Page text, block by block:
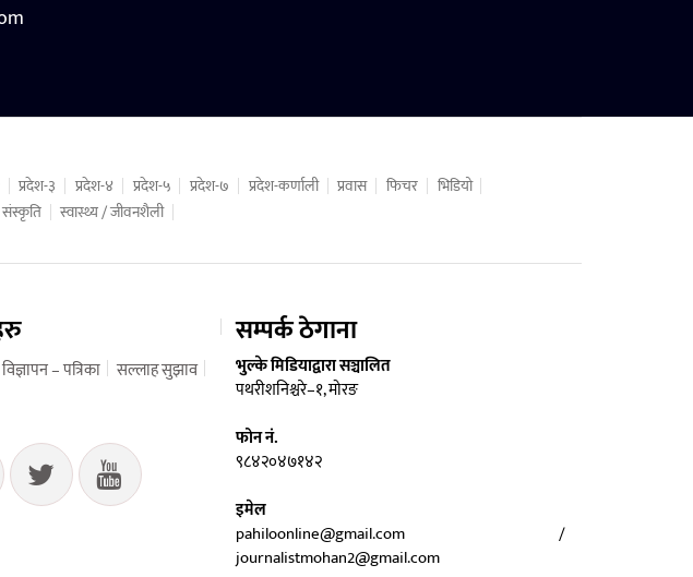
प्रदेश-३ प्रदेश-४ प्रदेश-५ प्रदेश-७ प्रदेश-कर्णाली प्रवास फिचर
भिडियो
संस्कृति स्वास्थ्य / जीवनशैली
विज्ञापन – पत्रिका सल्लाह सुझाव
सम्पर्क ठेगाना
भुल्के मिडियाद्वारा सञ्चालित
पथरीशनिश्चरे–१, मोरङ
फोन नं.
९८४२०४७१४२
इमेल
pahiloonline@gmail.com /
journalistmohan2@gmail.com